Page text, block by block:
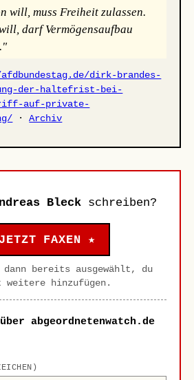
will, muss Freiheit zulassen.
darf Vermögensaufbau
dirk-brandes-
der-haltefrist-bei-
auf-private-
·Archiv
Bleck schreiben?
FAXEN ★
dann bereits ausgewählt, du
weitere hinzufügen.
abgeordnetenwatch.de